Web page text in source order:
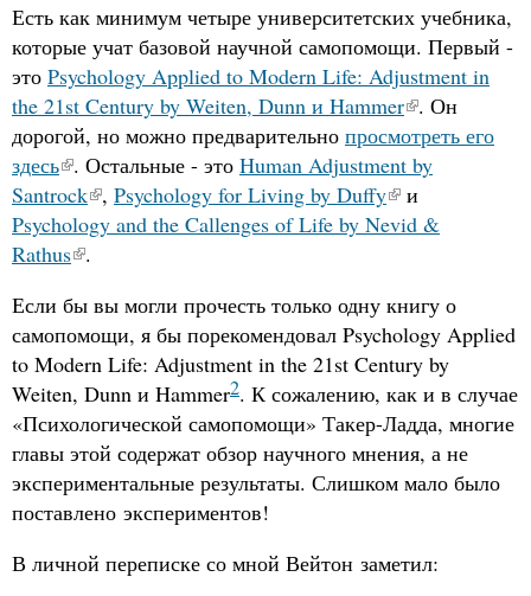
Есть как минимум четыре университетских учебника,
которые учат базовой научной самопомощи. Первый -
это Psychology Applied to Modern Life: Adjustment in
the 21st Century by Weiten, Dunn и Hammer . Он
дорогой, но можно предварительно просмотреть его
здесь . Остальные - это Human Adjustment by
Santrock , Psychology for Living by Duffy
и
Psychology and the Callenges of Life by Nevid &
Rathus .
Если бы вы могли прочесть только одну книгу о
самопомощи, я бы порекомендовал Psychology Applied
to Modern Life: Adjustment in the 21st Century by
Weiten, Dunn и Hammer2. К сожалению, как и в случае
«Психологической самопомощи» Такер-Ладда, многие
главы этой содержат обзор научного мнения, а не
экспериментальные результаты. Слишком мало было
поставлено экспериментов!
В личной переписке со мной Вейтон заметил: